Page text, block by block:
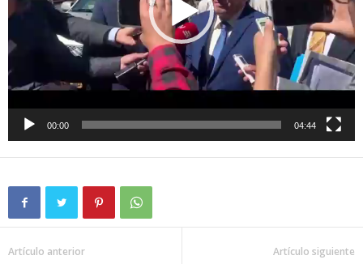
00:00 04:44
Artículo anterior Artículo siguiente